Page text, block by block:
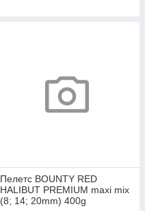
Пелетс BOUNTY RED
HALIBUT PREMIUM maxi mix
(8; 14; 20mm) 400g